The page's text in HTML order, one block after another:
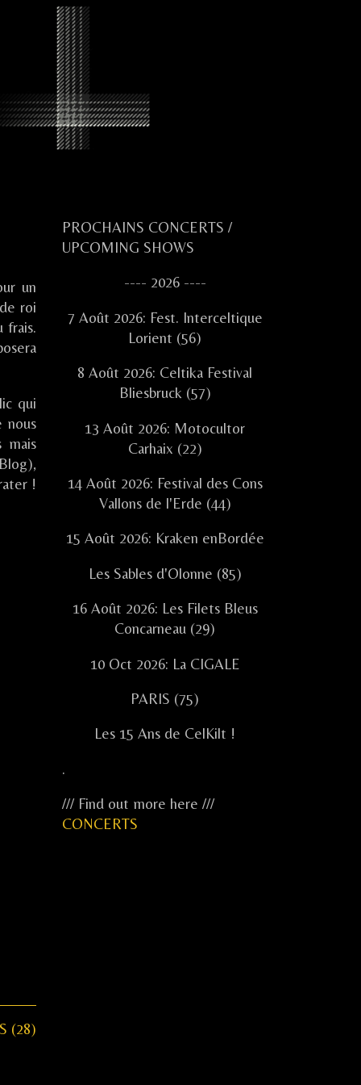
un
roi
frais.
qui
nous
mais
!
(28)
Primary
PROCHAINS CONCERTS /
UPCOMING SHOWS
---- 2026 ----
7 Août 2026: Fest. Interceltique
Lorient (56)
8 Août 2026: Celtika Festival
Bliesbruck (57)
13 Août 2026: Motocultor
Carhaix (22)
14 Août 2026: Festival des Cons
Vallons de l'Erde (44)
15 Août 2026: Kraken enBordée
Les Sables d'Olonne (85)
16 Août 2026: Les Filets Bleus
Concarneau (29)
10 Oct 2026: La CIGALE
PARIS (75)
Les 15 Ans de CelKilt !
.
/// Find out more here ///
CONCERTS